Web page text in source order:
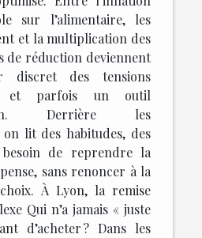
sur l’alimentaire, les
et la multiplication des
de réduction deviennent
discret des tensions
et parfois un outil
Derrière les
on lit des habitudes, des
de reprendre la
sans renoncer à la
À Lyon, la remise
Qui n’a jamais « juste
d’acheter ? Dans les